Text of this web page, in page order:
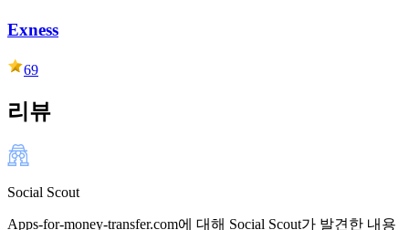
Exness
69
리뷰
Social Scout
Apps-for-money-transfer.com에 대해 Social Scout가 발견한 내용